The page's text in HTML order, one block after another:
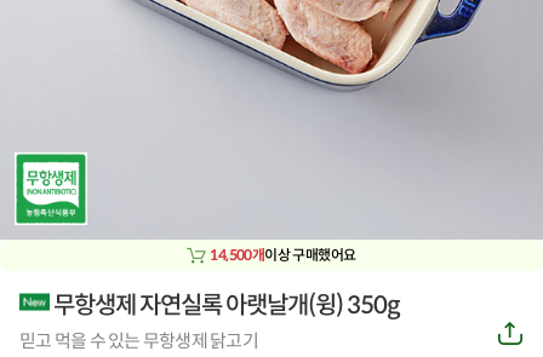
14,500개이상 구매했어요
무항생제 자연실록 아랫날개(윙) 350g
믿고 먹을 수 있는 무항생제 닭고기 공
유